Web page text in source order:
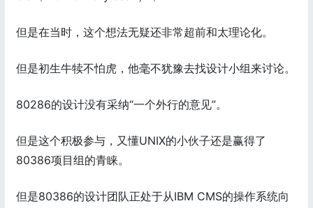
但是在当时，这个想法无疑还非常超前和太理论化。
但是初生牛犊不怕虎，他毫不犹豫去找设计小组来讨论。
80286的设计没有采纳“一个外行的意见”。
但是这个积极参与，又懂UNIX的小伙子还是赢得了
80386项目组的青睐。
但是80386的设计团队正处于从IBM CMS的操作系统向